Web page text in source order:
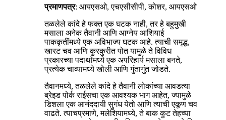
प्रमाणपत्र: आयएसओ, एचएसीसीपी, कोशर, आयएसओ
तळलेले कांदे हे फक्त एक घटक नाही, तर हे बहुमुखी
मसाला अनेक तैवानी आणि आग्नेय आशियाई
पाककृतींमध्ये एक अविभाज्य घटक आहे. त्याची समृद्ध,
खारट चव आणि कुरकुरीत पोत यामुळे ते विविध
प्रकारच्या पदार्थांमध्ये एक अपरिहार्य मसाला बनते,
प्रत्येक चाव्यामध्ये खोली आणि गुंतागुंत जोडते.
तैवानमध्ये, तळलेले कांदे हे तैवानी लोकांच्या आवडत्या
ब्रेझ्ड पोर्क राईसचा एक आवश्यक भाग आहेत, ज्यामुळे
डिशला एक आनंददायी सुगंध येतो आणि त्याची एकूण चव
वाढते. त्याचप्रमाणे, मलेशियामध्ये, ते बाक कुट तेहच्या